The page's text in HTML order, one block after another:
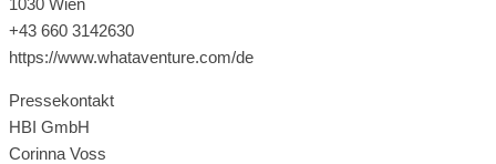
+43 660 3142630
https://www.whataventure.com/de
Pressekontakt
HBI GmbH
Corinna Voss